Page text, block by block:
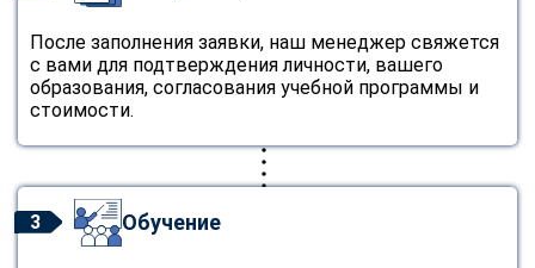
После заполнения заявки, наш менеджер свяжется
с вами для подтверждения личности, вашего
образования, согласования учебной программы и
стоимости.
3 Обучение